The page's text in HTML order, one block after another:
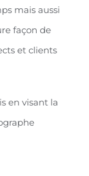
mais aussi
façon de
et clients
en visant la